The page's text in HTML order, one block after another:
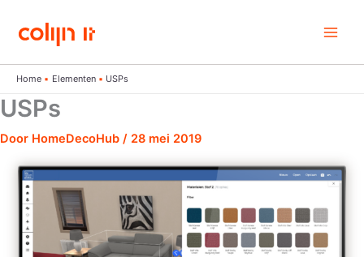
naar
inhoud
Home Elementen USPs
USPs
Door HomeDecoHub / 28 mei 2019